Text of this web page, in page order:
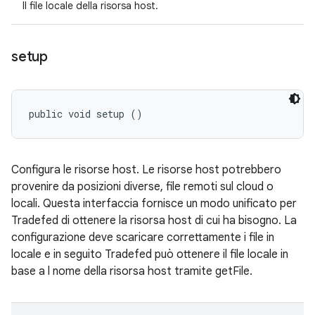
Il file locale della risorsa host.
setup
public void setup ()
Configura le risorse host. Le risorse host potrebbero
provenire da posizioni diverse, file remoti sul cloud o
locali. Questa interfaccia fornisce un modo unificato per
Tradefed di ottenere la risorsa host di cui ha bisogno. La
configurazione deve scaricare correttamente i file in
locale e in seguito Tradefed può ottenere il file locale in
base a l nome della risorsa host tramite getFile.